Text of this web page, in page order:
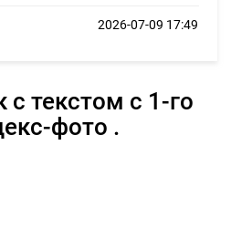
2026-07-09 17:49
фото .